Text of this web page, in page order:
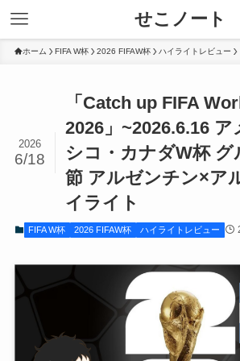
せこノート
ホーム FIFA W杯 2026 FIFAW杯 ハイライトレビュー
「Catch up FIFA
2026」~2026.6.16
シコ・カナダW杯 グ
節 アルゼンチン×ア
イライト
2026
6/18
FIFA W杯 2026 FIFAW杯 ハイライトレビュー